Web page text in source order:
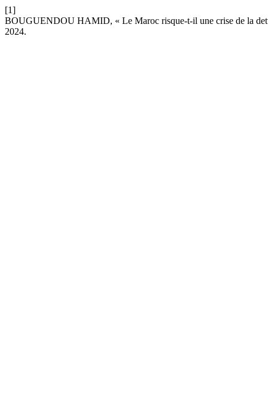
[1]
BOUGUENDOU HAMID, « Le Maroc risque-t-il une crise de la
2024.